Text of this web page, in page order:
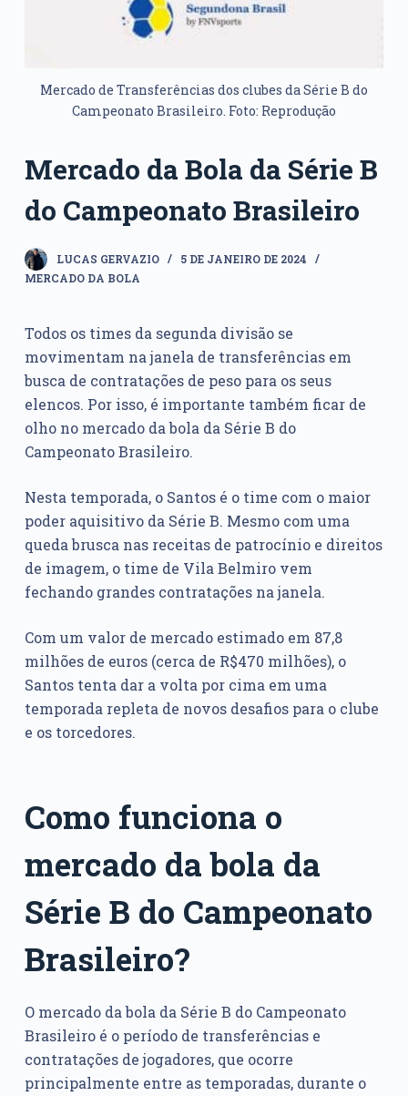
Mercado de Transferências dos clubes da Série B do
Campeonato Brasileiro. Foto: Reprodução
Mercado da Bola da Série B
do Campeonato Brasileiro
LUCAS GERVAZIO
5 DE JANEIRO DE 2024
MERCADO DA BOLA
Todos os times da segunda divisão se
movimentam na janela de transferências em
busca de contratações de peso para os seus
elencos. Por isso, é importante também ficar de
olho no mercado da bola da Série B do
Campeonato Brasileiro.
Nesta temporada, o Santos é o time com o maior
poder aquisitivo da Série B. Mesmo com uma
queda brusca nas receitas de patrocínio e direitos
de imagem, o time de Vila Belmiro vem
fechando grandes contratações na janela.
Com um valor de mercado estimado em 87,8
milhões de euros (cerca de R$470 milhões), o
Santos tenta dar a volta por cima em uma
temporada repleta de novos desafios para o clube
e os torcedores.
Como funciona o
mercado da bola da
Série B do Campeonato
Brasileiro?
O mercado da bola da Série B do Campeonato
Brasileiro é o período de transferências e
contratações de jogadores, que ocorre
principalmente entre as temporadas, durante o